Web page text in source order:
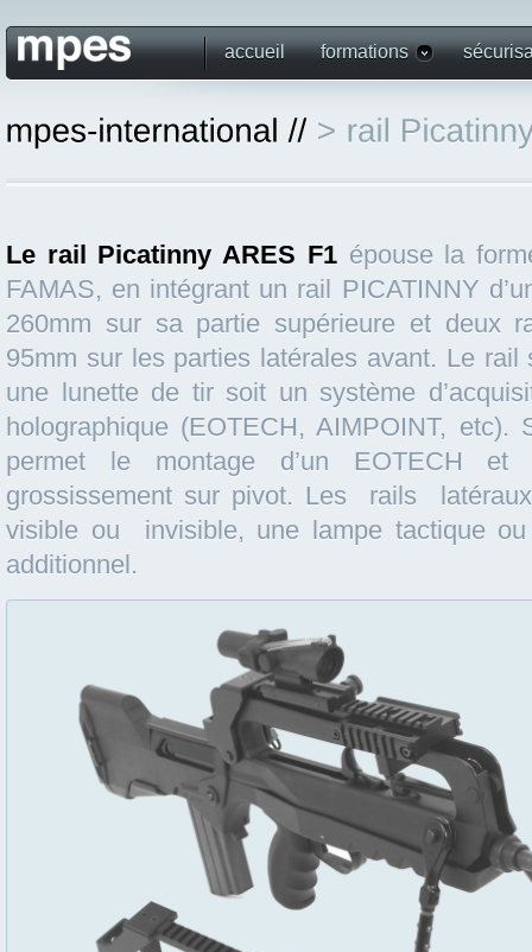
accueil formations
Le rail Picatinny ARES F1épouse la
FAMAS, en intégrant un rail PICATINNY
260mm sur sa partie supérieure et deux
95mm sur les parties latérales avant. Le rail
une lunette de tir soit un système
holographique (EOTECH, AIMPOINT, etc).
permet le montage d’un EOTECH et
grossissement sur pivot. Les rails
visible ou invisible, une lampe tactique
additionnel.